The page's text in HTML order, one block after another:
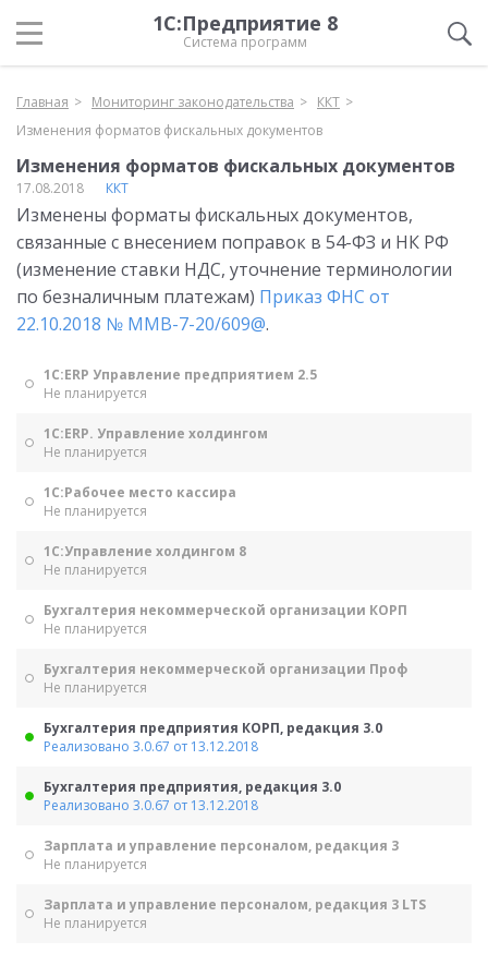
1С:Предприятие 8
Система программ
Главная Мониторинг законодательства
ККТ
Изменения форматов фискальных документов
Изменения форматов фискальных документов
17.08.2018 ККТ
Изменены форматы фискальных документов,
связанные с внесением поправок в 54-ФЗ и НК РФ
(изменение ставки НДС, уточнение терминологии
по безналичным платежам) Приказ ФНС от
22.10.2018 № ММВ-7-20/609@.
1С:ERP Управление предприятием 2.5
Не планируется
1С:ERP. Управление холдингом
Не планируется
1С:Рабочее место кассира
Не планируется
1С:Управление холдингом 8
Не планируется
Бухгалтерия некоммерческой организации КОРП
Не планируется
Бухгалтерия некоммерческой организации Проф
Не планируется
Бухгалтерия предприятия КОРП, редакция 3.0
Реализовано 3.0.67 от 13.12.2018
Бухгалтерия предприятия, редакция 3.0
Реализовано 3.0.67 от 13.12.2018
Зарплата и управление персоналом, редакция 3
Не планируется
Зарплата и управление персоналом, редакция 3 LTS
Не планируется